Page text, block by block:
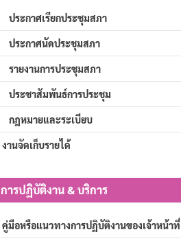
ประกาศเรียกประชุมสภา
ประกาศนัดประชุมสภา
รายงานการประชุมสภา
ประชาสัมพันธ์การประชุม
กฎหมายและระเบียบ
งานจัดเก็บรายได้
การปฏิบัติงาน & บริการ
คู่มือหรือแนวทางการปฏิบัติงานของเจ้าหน้าที่